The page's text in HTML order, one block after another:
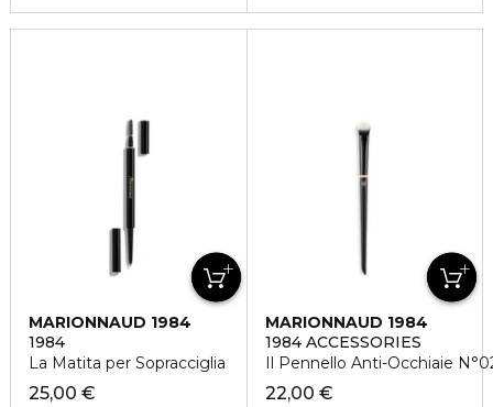
MARIONNAUD 1984
1984
La Matita per Sopracciglia
25,00 €
MARIONNAUD 1984
1984 ACCESSORIES
Il Pennello Anti-Occhiaie
22,00 €